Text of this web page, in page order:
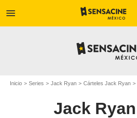
menu
Inicio Series Jack Ryan Cárteles Jack Ryan
Jack Ryan